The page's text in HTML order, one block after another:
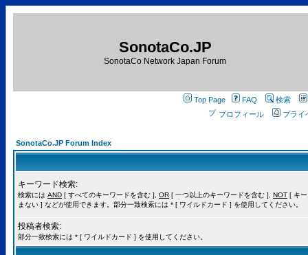
SonotaCo.JP
SonotaCo Network Japan Forum
Top Page FAQ
検索
プロフィール
プライ
SonotaCo.JP Forum Index
キーワード検索:
検索には AND [ すべてのキーワードを含む ], OR [ 一つ以上のキーワードを含む ], NOT [ キ
まない ] などが使用できます。部分一致検索には * [ ワイルドカード ] を使用してください。
投稿者検索:
部分一致検索には * [ ワイルドカード ] を使用してください。